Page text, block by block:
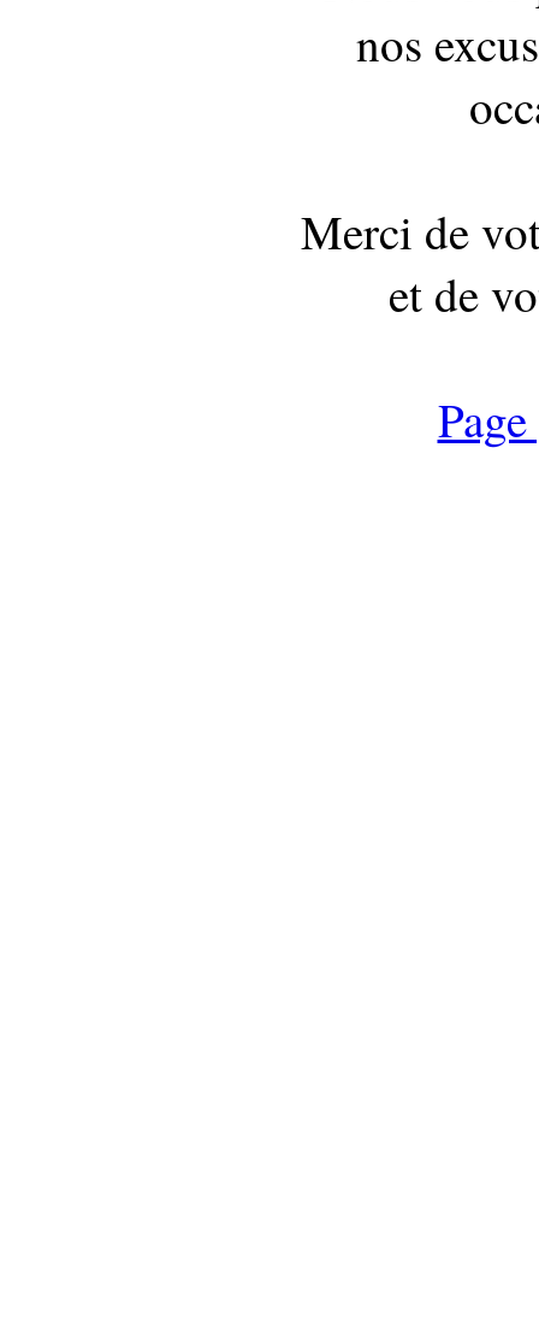
nos
Merci de
et de